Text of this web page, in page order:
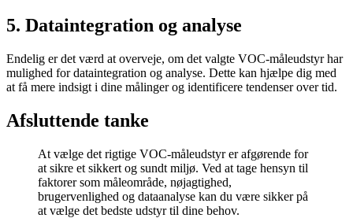
5. Dataintegration og analyse
Endelig er det værd at overveje, om det valgte VOC-måleudstyr har
mulighed for dataintegration og analyse. Dette kan hjælpe dig med
at få mere indsigt i dine målinger og identificere tendenser over tid.
Afsluttende tanke
At vælge det rigtige VOC-måleudstyr er afgørende for
at sikre et sikkert og sundt miljø. Ved at tage hensyn til
faktorer som måleområde, nøjagtighed,
brugervenlighed og dataanalyse kan du være sikker på
at vælge det bedste udstyr til dine behov.